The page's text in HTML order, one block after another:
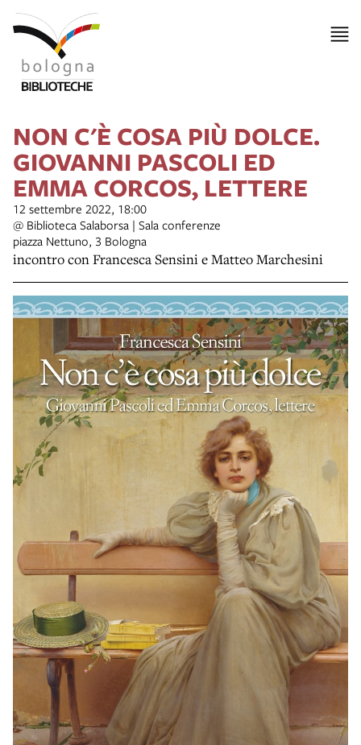
NON C'È COSA PIÙ DOLCE.
GIOVANNI PASCOLI ED
EMMA CORCOS, LETTERE
12 settembre 2022, 18:00
@ Biblioteca Salaborsa | Sala conferenze
piazza Nettuno, 3 Bologna
incontro con Francesca Sensini e Matteo Marchesini